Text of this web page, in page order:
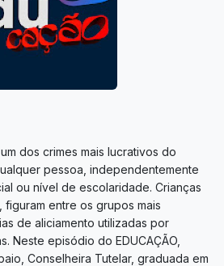
dos crimes mais lucrativos do
pessoa, independentemente
ou nível de escolaridade. Crianças
entre os grupos mais
de aliciamento utilizadas por
Neste episódio do EDUCAÇÃO,
Conselheira Tutelar, graduada em